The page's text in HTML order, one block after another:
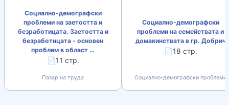
Социално-демографски
проблеми на заетостта и
безработицата. Заетостта и
безработицата - основен
проблем в област …
📄11 стр.
Пазар на труда
Социално-демографски
проблеми на семействата и
домакинствата в гр. Добрич
📄18 стр.
Социално-демографски проблеми